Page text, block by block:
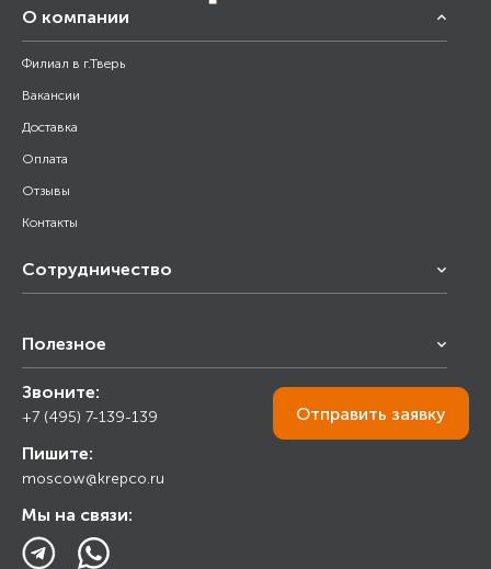
О компании
Филиал в г.Тверь
Вакансии
Доставка
Оплата
Отзывы
Контакты
Сотрудничество
Снабжение строительства
Торговым организациям
Полезное
Калькулятор
Прайс лист
Ответы на вопросы
Блог
Звоните:
+7 (495) 7-139-139
Пишите:
moscow@krepco.ru
Мы на связи:
Отправить заявку